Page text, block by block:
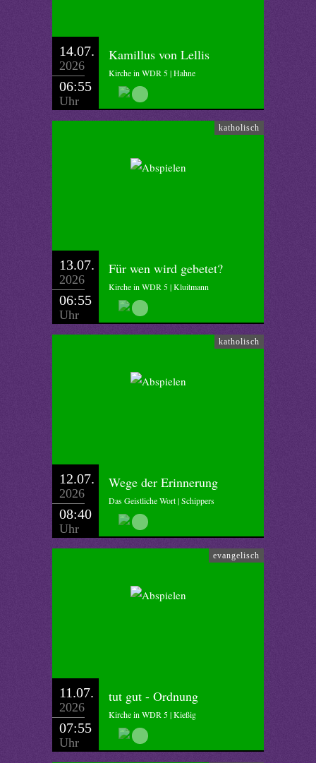
14.07.
2026
06:55
Uhr
Kamillus von Lellis
Kirche in WDR 5 | Hahne
katholisch
13.07.
2026
06:55
Uhr
Für wen wird gebetet?
Kirche in WDR 5 | Kluitmann
katholisch
12.07.
2026
08:40
Uhr
Wege der Erinnerung
Das Geistliche Wort | Schippers
evangelisch
11.07.
2026
07:55
Uhr
tut gut - Ordnung
Kirche in WDR 5 | Kießig